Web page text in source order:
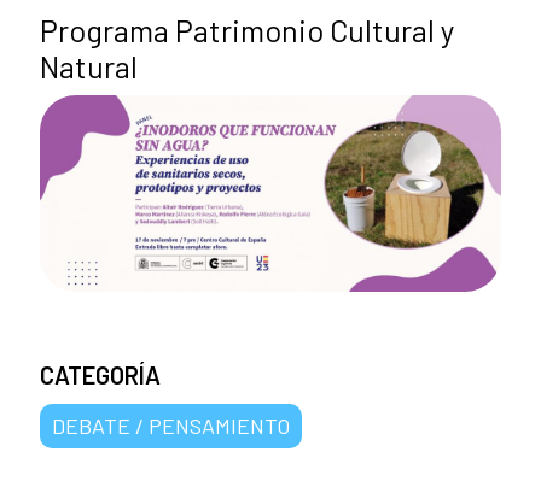
Programa Patrimonio Cultural y
Natural
CATEGORÍA
DEBATE / PENSAMIENTO